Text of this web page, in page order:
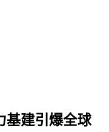
基建引爆全球